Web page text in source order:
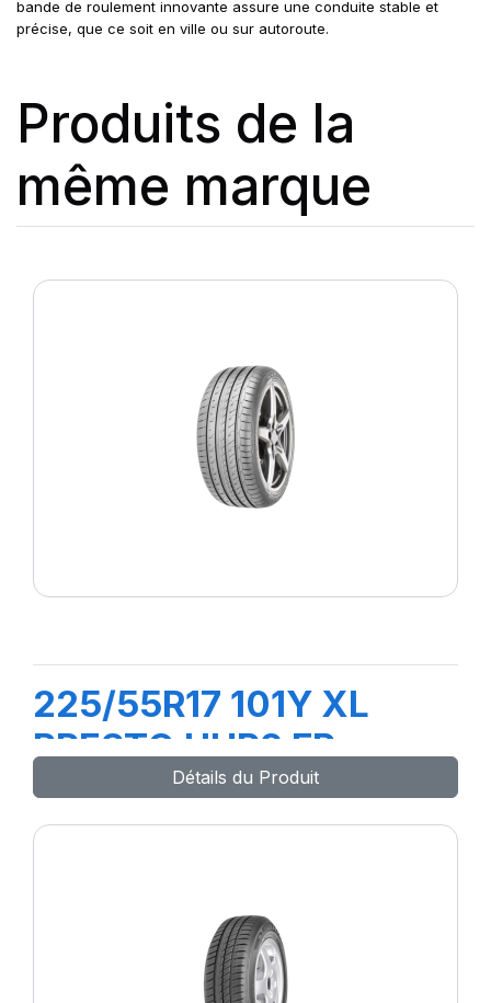
bande de roulement innovante assure une conduite stable et
précise, que ce soit en ville ou sur autoroute.
Produits de la
même marque
225/55R17 101Y XL
PRESTO UHP2 FP
Détails du Produit